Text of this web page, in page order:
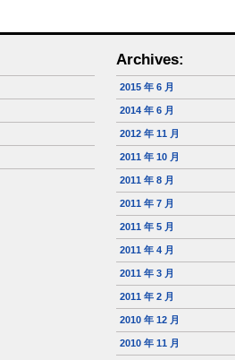
Archives:
2015 年 6 月
2014 年 6 月
2012 年 11 月
2011 年 10 月
2011 年 8 月
2011 年 7 月
2011 年 5 月
2011 年 4 月
2011 年 3 月
2011 年 2 月
2010 年 12 月
2010 年 11 月